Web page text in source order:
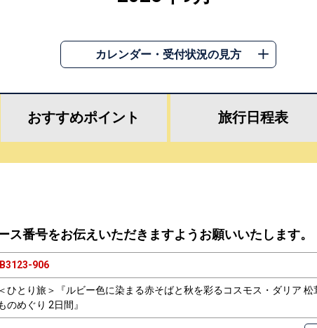
カレンダー・受付状況の見方
おすすめポイント 旅行日程表
ス番号をお伝えいただきますようお願いいたします。
B3123-906
＜ひとり旅＞『ルビー色に染まる赤そばと秋を彩るコスモス・ダリア
のめぐり 2日間』